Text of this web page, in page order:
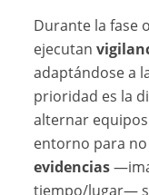
Durante la fase
ejecutan
adaptándose a
prioridad es la
alternar
entorno para no
evidencias
tiempo/lugar—